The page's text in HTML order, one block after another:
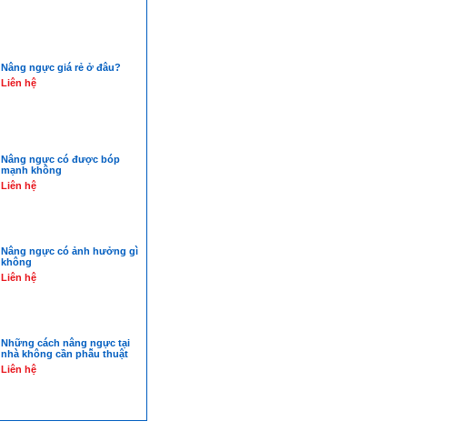
Nâng ngực giá rẻ ở đâu?
Liên hệ
Nâng ngực có được bóp
mạnh không
Liên hệ
Nâng ngực có ảnh hưởng gì
không
Liên hệ
Những cách nâng ngực tại
nhà không cần phẫu thuật
Liên hệ